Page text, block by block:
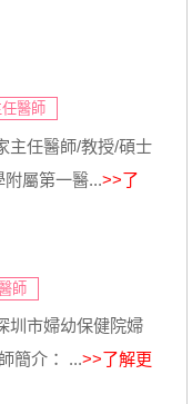
任醫師
主任醫師/教授/碩士
附屬第一醫...>>了
師
圳市婦幼保健院婦
簡介： ...>>了解更